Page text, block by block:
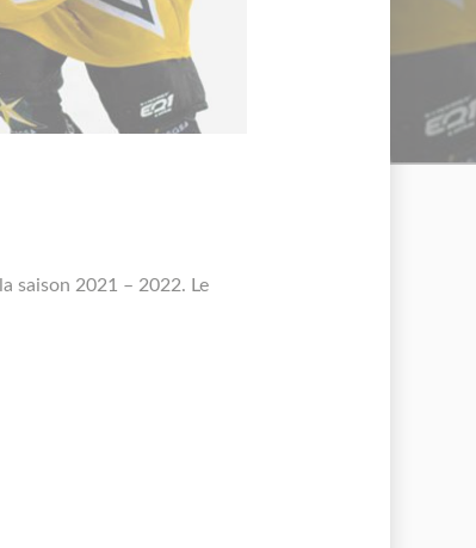
saison 2021 – 2022. Le